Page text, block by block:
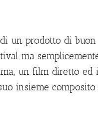
un prodotto di
ma
un film diretto ed
insieme